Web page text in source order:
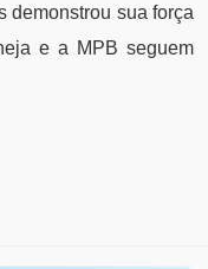
demonstrou sua força
e a MPB seguem